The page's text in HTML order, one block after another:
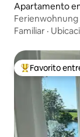
Apartamento
Familiar ·
Favorito entre
Favorito